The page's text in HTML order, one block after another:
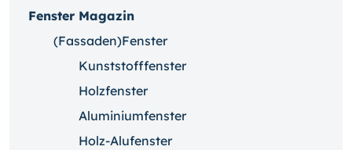
Fenster Magazin
(Fassaden)Fenster
Kunststofffenster
Holzfenster
Aluminiumfenster
Holz-Alufenster